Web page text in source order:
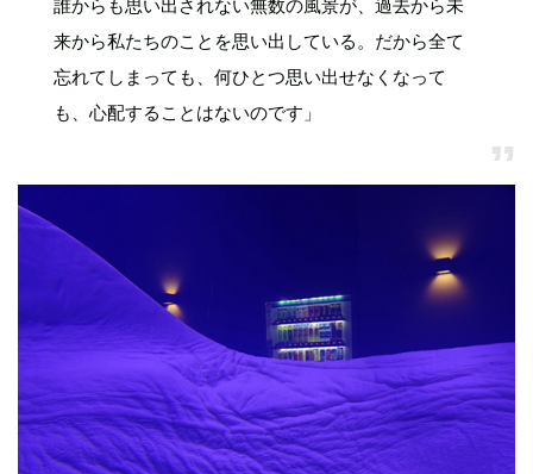
誰からも思い出されない無数の風景が、過去から未
来から私たちのことを思い出している。だから全て
忘れてしまっても、何ひとつ思い出せなくなって
も、心配することはないのです」